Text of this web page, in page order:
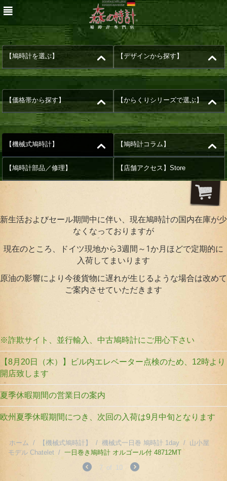
【鳩時計を選ぶ】 【デザインから探す】
【価格帯から探す】 【からくりシリーズで選ぶ】
【機械式鳩時計】 【鳩時計コラム】
【鳩時計部品／修理】 【店舗アクセス】Store
新生活およびセール期間中に伴い、現在鳩時計の国内在庫が少
なくなっておりますが
現在のところ、ドイツ現地から3週間～1か月ほどで定期的に
入荷してまいります
原油の影響により今後貨物に遅れが生じるような場合は改めて
ご案内させていただきます
※詐欺サイト、並行輸入、中古鳩時計にご用心下さい
【8月20日（木）】ビル内エレベーター点検のため、12時より
開店致します
夏季休暇期間の営業日の案内
欧州夏季休暇期間につき、次回の入荷は9月中旬となります
ホーム / 【機械式鳩時計】 / 機械式一日巻 鳩時計 1day / 山小屋
モデル Chatelet / 一日巻き鳩時計 オルゴール付 48712MT
7 of 10